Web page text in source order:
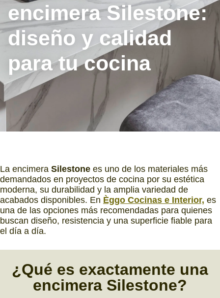
encimera Silestone:
diseño y calidad
para tu cocina
La encimera Silestone es uno de los materiales más
demandados en proyectos de cocina por su estética
moderna, su durabilidad y la amplia variedad de
acabados disponibles. En Èggo Cocinas e Interior, es
una de las opciones más recomendadas para quienes
buscan diseño, resistencia y una superficie fiable para
el día a día.
¿Qué es exactamente una
encimera Silestone?